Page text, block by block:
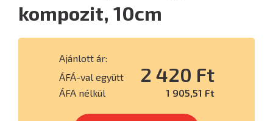
kompozit, 10cm
Ajánlott ár:
ÁFÁ-val együtt
2 420 Ft
ÁFA nélkül 1 905,51 Ft